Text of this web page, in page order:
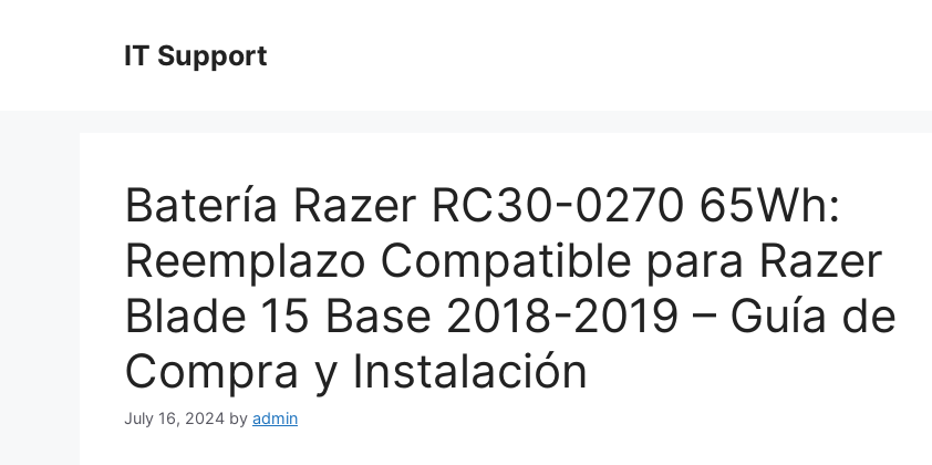
IT Support
Batería Razer RC30-0270 65Wh:
Reemplazo Compatible para Razer
Blade 15 Base 2018-2019 – Guía de
Compra y Instalación
July 16, 2024 by admin